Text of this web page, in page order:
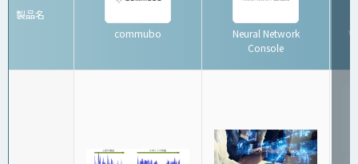
製品名
commubo
Neural Network
Console